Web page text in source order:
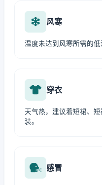
风寒
温度未达到风寒所需的低
穿衣
天气热，建议着短裙、
装。
感冒